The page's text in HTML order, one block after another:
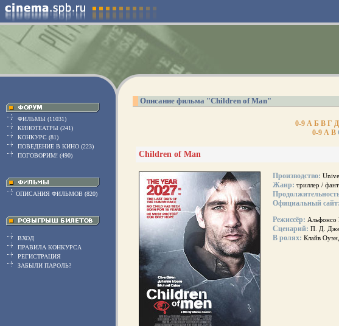
ФИЛЬМЫ (11031)
КИНОТЕАТРЫ (241)
КОНКУРС (81)
ПОВЕДЕНИЕ В КИНО (223)
ПОГОВОРИМ! (490)
ОПИСАНИЯ ФИЛЬМОВ (820)
ВХОД
ПРАВИЛА КОНКУРСА
РЕГИСТРАЦИЯ
ЗАБЫЛИ ПАРОЛЬ?
Описание фильма "Children of Man"
0-9 А Б В Г Д
0-9 A B
Children of Man
Производство:
Жанр: триллер /
Официальный сайт:
Режиссёр: Альфонсо
Сценарий: П. Д.
В ролях: Клайв